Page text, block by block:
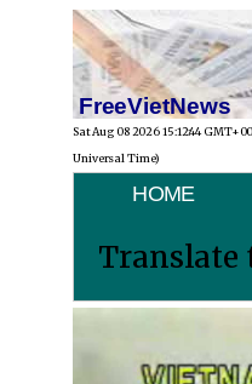
FreeVietNews
Sat Aug 08 2026 15:12:44
Universal Time)
HOME
Translate